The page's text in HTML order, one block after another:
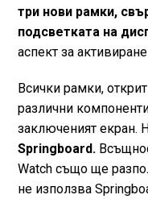
три нови рамки,
подсветката на
аспект за
Всички рамки,
различни
заключеният екран.
Springboard.
Watch също ще
не използва